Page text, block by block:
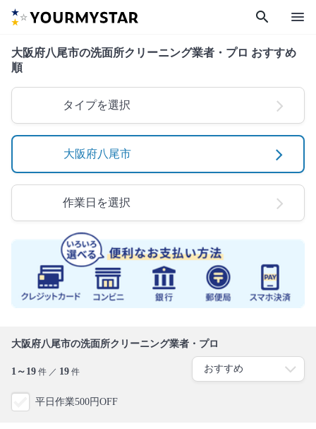
search menu
大阪府八尾市の洗面所クリーニング業者・プロ おすすめ
順
タイプを選択
大阪府八尾市
作業日を選択
大阪府八尾市の洗面所クリーニング業者・プロ
1～19 件 ／ 19 件
平日作業500円OFF